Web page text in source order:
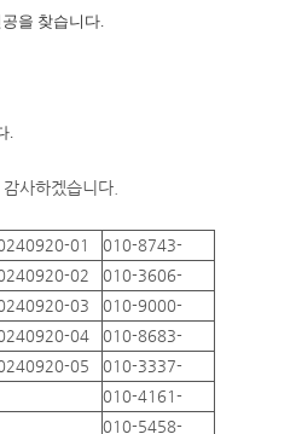
을 찾습니다.
.
사하겠습니다.
01
010-8743-
02
010-3606-
03
010-9000-
04
010-8683-
05
010-3337-
010-4161-
010-5458-